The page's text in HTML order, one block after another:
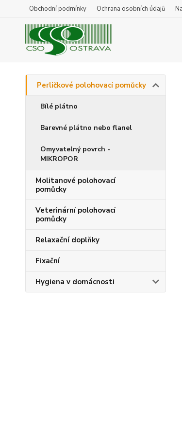
Obchodní podmínky Ochrana osobních údajů
Perličkové polohovací pomůcky
Bílé plátno
Barevné plátno nebo flanel
Omyvatelný povrch -
MIKROPOR
Molitanové polohovací
pomůcky
Veterinární polohovací
pomůcky
Relaxační doplňky
Fixační
Hygiena v domácnosti